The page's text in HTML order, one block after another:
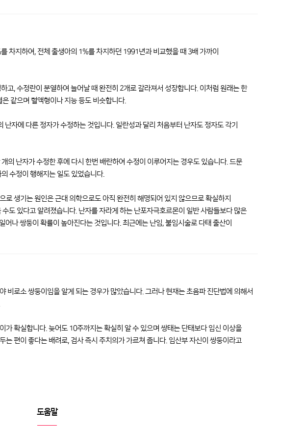
차지하여, 전체 출생아의 1%를 차지하던 1991년과 비교했을 때 3배 가까이
고, 수정란이 분열하여 늘어날 때 완전히 2개로 갈라져서 성장합니다. 이처럼 원래는 한
같으며 혈액형이나 지능 등도 비슷합니다.
자에 다른 정자가 수정하는 것입니다. 일란성과 달리 처음부터 난자도 정자도 각기
의 난자가 수정한 후에 다시 한번 배란하여 수정이 이루어지는 경우도 있습니다. 드문
수정이 행해지는 일도 있었습니다.
생기는 원인은 근대 의학으로도 아직 완전히 해명되어 있지 않으므로 확실하지
도 있다고 알려졌습니다. 난자를 자라게 하는 난포자극호르몬이 일반 사람들보다 많은
나 쌍둥이 확률이 높아진다는 것입니다. 최근에는 난임, 불임시술로 다태 출산이
비로소 쌍둥이임을 알게 되는 경우가 많았습니다. 그러나 현재는 초음파 진단법에 의해서
확실합니다. 늦어도 10주까지는 확실히 알 수 있으며 쌍태는 단태보다 임신 이상을
는 편이 좋다는 배려로, 검사 즉시 주치의가 가르쳐 줍니다. 임산부 자신이 쌍둥이라고
도움말